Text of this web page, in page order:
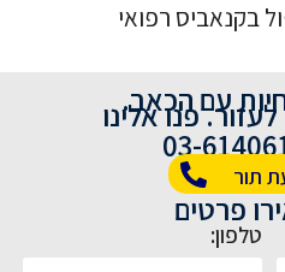
בקנאביס רפואי
עם הכאב.
פנו אלינו
תור
פרטים
טלפון: